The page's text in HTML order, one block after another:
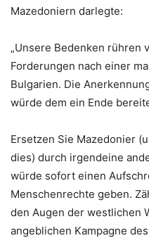
Mazedoniern darlegte:
„Unsere Bedenken rühren
Forderungen nach einer
Bulgarien. Die
würde dem ein Ende
Ersetzen Sie Mazedonier
dies) durch irgendeine
würde sofort einen
Menschenrechte geben.
den Augen der westlichen
angeblichen Kampagne